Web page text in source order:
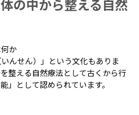
の中から整える自然
か
んせん）」という文化もありま
整える自然療法として古くから行
」として認められています。